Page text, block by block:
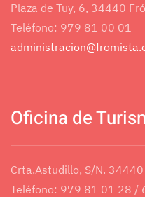
Plaza de Tuy, 6, 34440
Teléfono: 979 81 00 01
Oficina de
Crta.Astudillo, S/N.
Teléfono: 979 81 01 28 /